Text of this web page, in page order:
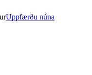
Uppfærðu núna